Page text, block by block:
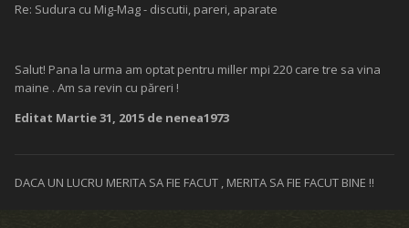
Re: Sudura cu Mig-Mag - discutii, pareri, aparate
Salut! Pana la urma am optat pentru miller mpi 220 care tre sa vina
maine . Am sa revin cu păreri !
Editat Martie 31, 2015 de nenea1973
DACA UN LUCRU MERITA SA FIE FACUT , MERITA SA FIE FACUT BINE !!